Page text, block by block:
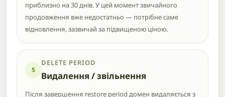
приблизно на 30 днів. У цей момент звичайного
продовження вже недостатньо — потрібне саме
відновлення, зазвичай за підвищеною ціною.
5
DELETE PERIOD
Видалення / звільнення
Після завершення restore period домен видаляється з